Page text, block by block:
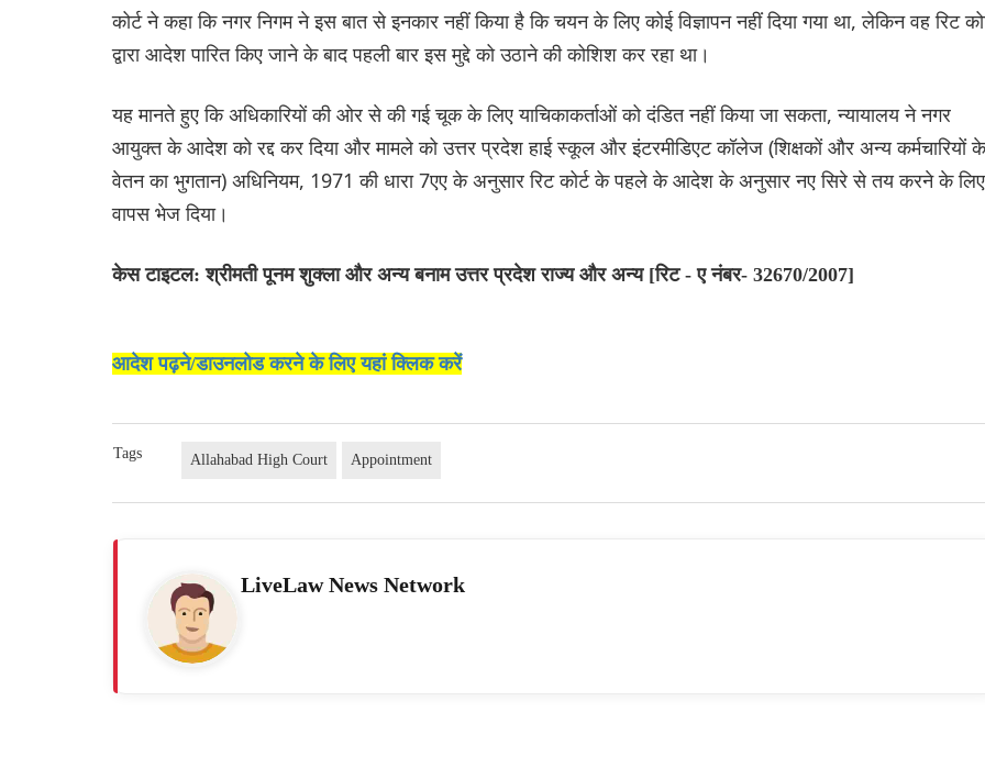
कोर्ट ने कहा कि नगर निगम ने इस बात से इनकार नहीं किया है कि चयन के लिए कोई विज्ञापन नहीं दिया गया था, लेकिन वह रिट
द्वारा आदेश पारित किए जाने के बाद पहली बार इस मुद्दे को उठाने की कोशिश कर रहा था।
यह मानते हुए कि अधिकारियों की ओर से की गई चूक के लिए याचिकाकर्ताओं को दंडित नहीं किया जा सकता, न्यायालय ने नगर
आयुक्त के आदेश को रद्द कर दिया और मामले को उत्तर प्रदेश हाई स्कूल और इंटरमीडिएट कॉलेज (शिक्षकों और अन्य कर्मचारियों के
वेतन का भुगतान) अधिनियम, 1971 की धारा 7एए के अनुसार रिट कोर्ट के पहले के आदेश के अनुसार नए सिरे से तय करने के लिए
वापस भेज दिया।
केस टाइटल: श्रीमती पूनम शुक्ला और अन्य बनाम उत्तर प्रदेश राज्य और अन्य [रिट - ए नंबर- 32670/2007]
आदेश पढ़ने/डाउनलोड करने के लिए यहां क्लिक करें
Tags Allahabad High Court Appointment
LiveLaw News Network